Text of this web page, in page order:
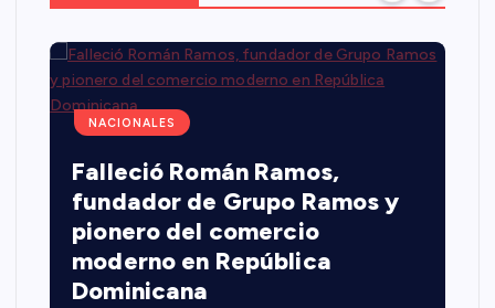
NACIONALES
Falleció Román Ramos,
fundador de Grupo Ramos y
pionero del comercio
moderno en República
Dominicana